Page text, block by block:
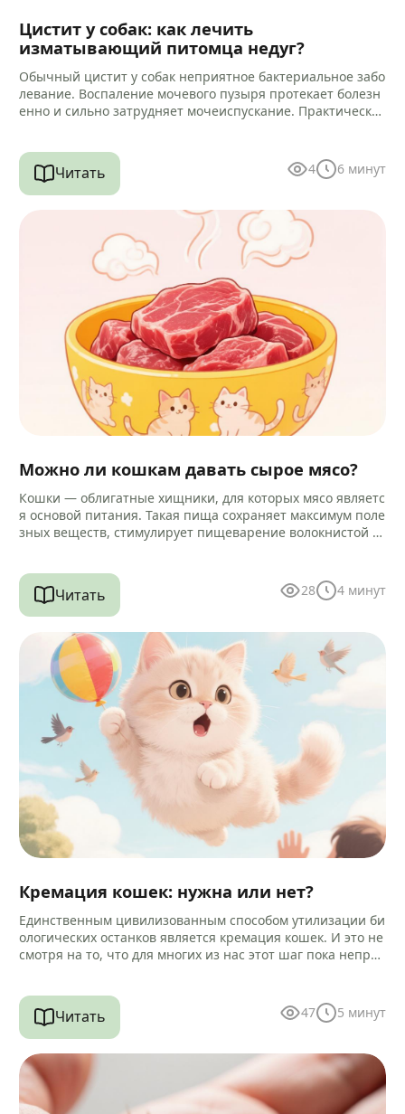
Цистит у собак: как лечить
изматывающий питомца недуг?
Обычный цистит у собак неприятное бактериальное забо
левание. Воспаление мочевого пузыря протекает болезн
енно и сильно затрудняет мочеиспускание. Практически
Читать 4 6 минут
Можно ли кошкам давать сырое мясо?
Кошки — облигатные хищники, для которых мясо являетс
я основой питания. Такая пища сохраняет максимум поле
зных веществ, стимулирует пищеварение волокнистой ст
Читать 28 4 минут
Кремация кошек: нужна или нет?
Единственным цивилизованным способом утилизации би
ологических останков является кремация кошек. И это не
смотря на то, что для многих из нас этот шаг пока непри
Читать 47 5 минут